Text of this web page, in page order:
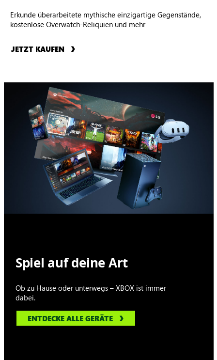
Erkunde überarbeitete mythische einzigartige Gegenstände,
kostenlose Overwatch-Reliquien und mehr
JETZT KAUFEN
Spiel auf deine Art
Ob zu Hause oder unterwegs – XBOX ist immer
dabei.
ENTDECKE ALLE GERÄTE